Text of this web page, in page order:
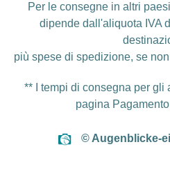
Per le consegne in altri
dipende dall'aliquota IVA
più spese di spedizione, se
** I tempi di consegna per gli
pagina
© Augenblicke-